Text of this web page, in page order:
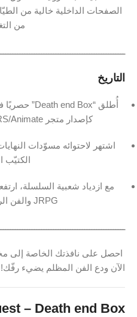
الصفحات الداخلية خالية من
من
التاريخ
كإصدار متجر ‎GAMERS/Animate‎ محدود الأعداد.
اشتهر لاحتوائه مسوّدات
الكتيّب
مع ازدياد شعبية السلسلة،
JRPG والفن الرقمي الياباني.
الآن ودع الفن المظلم يضيء رفّك!
– Death end Box